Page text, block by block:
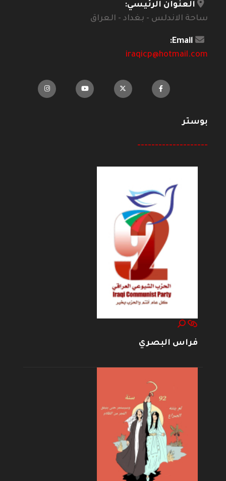
العنوان الرئيسي:
ساحة الاندلس - بغداد - العراق
Email:
iraqicp@hotmail.com
بوستر
--------------------
فراس البصري